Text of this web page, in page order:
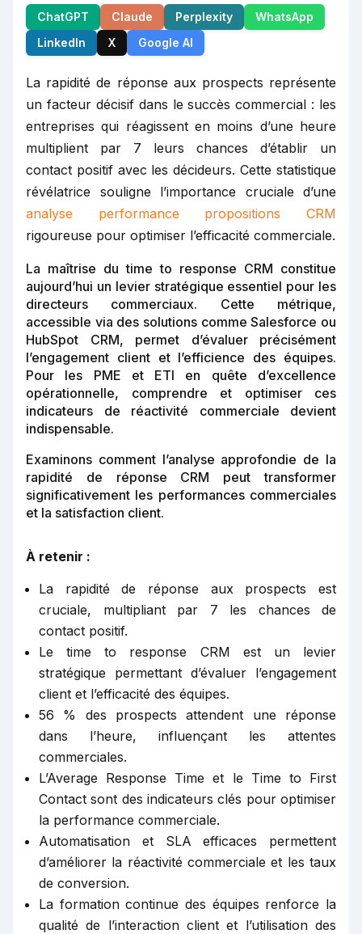
ChatGPT Claude Perplexity
WhatsApp
LinkedIn
X Google AI
La rapidité de réponse aux prospects représente
un facteur décisif dans le succès commercial : les
entreprises qui réagissent en moins d’une heure
multiplient par 7 leurs chances d’établir un
contact positif avec les décideurs. Cette statistique
révélatrice souligne l’importance cruciale d’une
analyse performance propositions CRM
rigoureuse pour optimiser l’efficacité commerciale.
La maîtrise du time to response CRM constitue
aujourd’hui un levier stratégique essentiel pour les
directeurs commerciaux. Cette métrique,
accessible via des solutions comme Salesforce ou
HubSpot CRM, permet d’évaluer précisément
l’engagement client et l’efficience des équipes.
Pour les PME et ETI en quête d’excellence
opérationnelle, comprendre et optimiser ces
indicateurs de réactivité commerciale devient
indispensable.
Examinons comment l’analyse approfondie de la
rapidité de réponse CRM peut transformer
significativement les performances commerciales
et la satisfaction client.
À retenir :
La rapidité de réponse aux prospects est
cruciale, multipliant par 7 les chances de
contact positif.
Le time to response CRM est un levier
stratégique permettant d’évaluer l’engagement
client et l’efficacité des équipes.
56 % des prospects attendent une réponse
dans l’heure, influençant les attentes
commerciales.
L’Average Response Time et le Time to First
Contact sont des indicateurs clés pour optimiser
la performance commerciale.
Automatisation et SLA efficaces permettent
d’améliorer la réactivité commerciale et les taux
de conversion.
La formation continue des équipes renforce la
qualité de l’interaction client et l’utilisation des